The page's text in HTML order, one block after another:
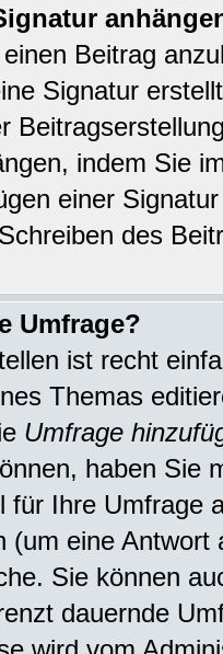
Beitrag
Signatur
indem Sie
einer
des
Umfrage?
ist recht
Themas
Umfrage
haben Sie
für Ihre Umfrage
(um eine
Sie können
dauernde